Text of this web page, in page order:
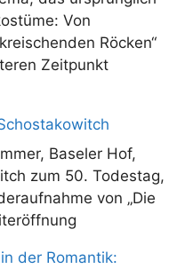
Von
Röcken“
Zeitpunkt
Baseler Hof,
zum 50. Todestag,
von „Die
der Romantik: